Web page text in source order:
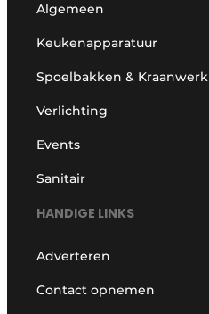
Algemeen
Keukenapparatuur
Spoelbakken & Kraanwerk
Verlichting
Events
Sanitair
HANDIGE LINKS
Adverteren
Contact opnemen